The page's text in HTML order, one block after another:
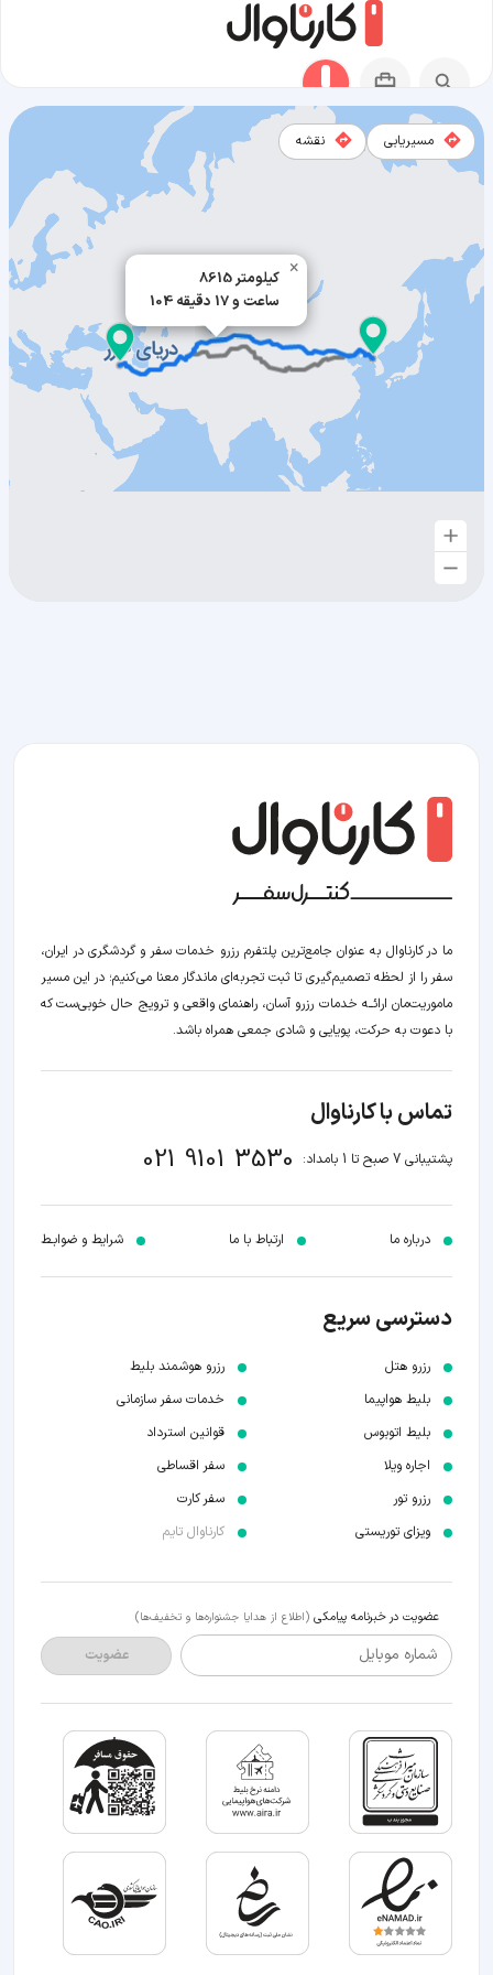
8615 کیلومتر
104 ساعت و 17 دقیقه
×
مسیریابی نقشه
ما در کارناوال به عنوان جامع‌ترین پلتفرم رزرو خدمات سفر و گردشگری در ایران،
سفر را از لحظه‌ تصمیم‌گیری تا ثبت تجربه‌ای ماندگار معنا می‌کنیم؛ در این مسیر‍
ماموریت‌مان اراﺋــﻪ خدمات رزرو آسان، راهنمای واقعی و ترویج حال خوبی‌ست که
با دعوت به حرکت، پویایی و شادی جمعی همراه باشد.
تماس با کارناوال
پشتیبانی 7 صبح تا 1 بامداد: 021 9101 3530
درباره ما ارتباط با ما شرایط و ضوابـط
دسترسی سریع
رزرو هتل
بلیط هواپیما
بلیط اتوبوس
اجاره ویلا
رزرو تور
ویزای توریستی
رزرو هوشمند بلیط
خدمات سفر سازمانی
قوانین استرداد
سفر اقساطی
سفر کارت
کارناوال تایم
عضویت در خبرنامه پیامکی (اطلاع از هدایا جشنواره‌ها و تخفیف‌ها)
شماره موبایل عضویت